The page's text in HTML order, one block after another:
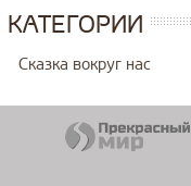
КАТЕГОРИИ
Сказка вокруг нас